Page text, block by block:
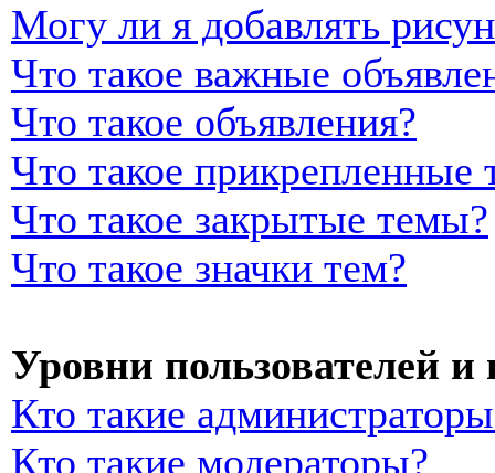
Могу ли я добавлять
Что такое важные
Что такое объявления?
Что такое прикрепленные
Что такое закрытые темы?
Что такое значки тем?
Уровни пользователей
Кто такие
Кто такие модераторы?